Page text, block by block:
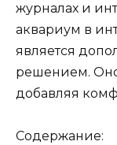
журналах и
аквариум в
является
решением. Оно
добавляя
Содержание: